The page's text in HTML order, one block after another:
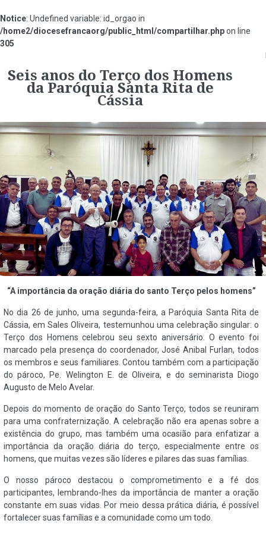
Notice: Undefined variable: id_orgao in
/home2/diocesefrancaorg/public_html/compartilhar.phpon line
305
Seis anos do Terço dos Homens
da Paróquia Santa Rita de
Cássia
“A importância da oração diária do santo Terço pelos homens”
No dia 26 de junho, uma segunda-feira, a Paróquia Santa Rita de
Cássia, em Sales Oliveira, testemunhou uma celebração singular: o
Terço dos Homens celebrou seu sexto aniversário. O evento foi
marcado pela presença do coordenador, José Anibal Furlan, todos
os membros e seus familiares. Contou também com a participação
do pároco, Pe. Welington E. de Oliveira, e do seminarista Diogo
Augusto de Melo Avelar.
Depois do momento de oração do Santo Terço, todos se reuniram
para uma confraternização. A celebração não era apenas sobre a
existência do grupo, mas também uma ocasião para enfatizar a
importância da oração diária do terço, especialmente entre os
homens, que muitas vezes são líderes e pilares das suas famílias.
O nosso pároco destacou o comprometimento e a fé dos
participantes, lembrando-lhes da importância de manter a oração
constante em suas vidas. Por meio dessa prática diária, é possível
fortalecer suas famílias e a comunidade como um todo.